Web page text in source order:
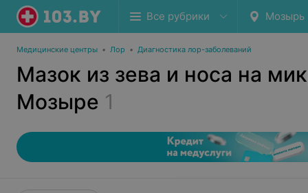
Все рубрики Мозырь
Медицинские центры • Лор • Диагностика лор-заболеваний
Мазок из зева и носа на
Мозыре 1